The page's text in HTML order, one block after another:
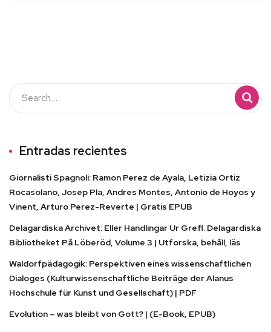
Entradas recientes
Giornalisti Spagnoli: Ramon Perez de Ayala, Letizia Ortiz
Rocasolano, Josep Pla, Andres Montes, Antonio de Hoyos y
Vinent, Arturo Perez-Reverte | Gratis EPUB
Delagardiska Archivet: Eller Handlingar Ur Grefl. Delagardiska
Bibliotheket På Löberöd, Volume 3 | Utforska, behåll, läs
Waldorfpädagogik: Perspektiven eines wissenschaftlichen
Dialoges (Kulturwissenschaftliche Beiträge der Alanus
Hochschule für Kunst und Gesellschaft) | PDF
Evolution – was bleibt von Gott? | (E-Book, EPUB)